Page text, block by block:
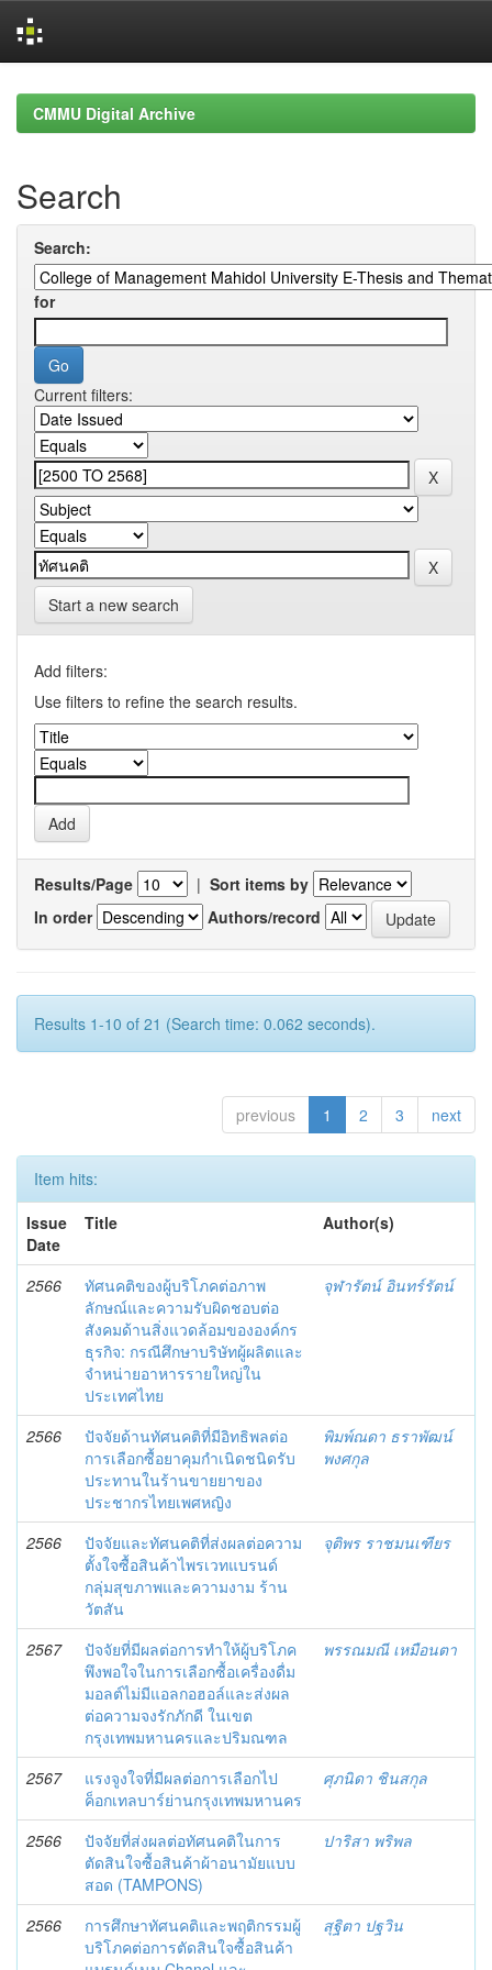
navigationCMMU Digital Archive
Search
Search:
for
Current filters:
Start a new search
Add filters:
Use filters to refine the search results.
Results/Page | Sort items by
In order
Authors/record
Results 1-10 of 21 (Search time: 0.062 seconds).
previous 1 2 3 next
Item hits:
Issue
Date
Title Author(s)
2566
ทัศนคติของผู้บริโภคต่อภาพ
ลักษณ์และความรับผิดชอบต่อ
สังคมด้านสิ่งแวดล้อมขององค์กร
ธุรกิจ: กรณีศึกษาบริษัทผู้ผลิตและ
จำหน่ายอาหารรายใหญ่ใน
ประเทศไทย
จุฬารัตน์ อินทร์รัตน์
2566
ปัจจัยด้านทัศนคติที่มีอิทธิพลต่อ
การเลือกซื้อยาคุมกำเนิดชนิดรับ
ประทานในร้านขายยาของ
ประชากรไทยเพศหญิง
พิมพ์ณดา ธราพัฒน์
พงศกุล
2566
ปัจจัยและทัศนคติที่ส่งผลต่อความ
ตั้งใจซื้อสินค้าไพรเวทแบรนด์
กลุ่มสุขภาพและความงาม ร้าน
วัตสัน
จุติพร ราชมนเฑียร
2567
ปัจจัยที่มีผลต่อการทำให้ผู้บริโภค
พึงพอใจในการเลือกซื้อเครื่องดื่ม
มอลต์ไม่มีแอลกอฮอล์และส่งผล
ต่อความจงรักภักดี ในเขต
กรุงเทพมหานครและปริมณฑล
พรรณมณี เหมือนตา
2567
แรงจูงใจที่มีผลต่อการเลือกไป
ค็อกเทลบาร์ย่านกรุงเทพมหานคร
ศุภนิดา ชินสกุล
2566
ปัจจัยที่ส่งผลต่อทัศนคติในการ
ตัดสินใจซื้อสินค้าผ้าอนามัยแบบ
สอด (TAMPONS)
ปาริสา พริพล
2566
การศึกษาทัศนคติและพฤติกรรมผู้
บริโภคต่อการตัดสินใจซื้อสินค้า
สุฐิตา ปฐวิน